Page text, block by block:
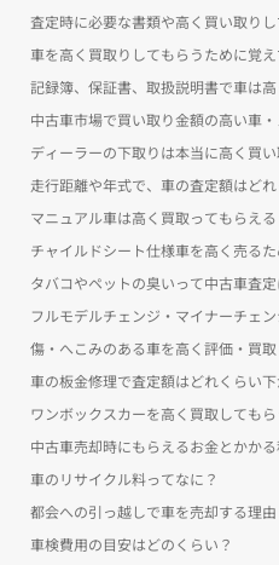
査定時に必要な書類や高く買い取り
車を高く買取りしてもらうために覚
記録簿、保証書、取扱説明書で車は
中古車市場で買い取り金額の高い車
ディーラーの下取りは本当に高く買
走行距離や年式で、車の査定額はど
マニュアル車は高く買取ってもらえる
チャイルドシート仕様車を高く売る
タバコやペットの臭いって中古車査
フルモデルチェンジ・マイナーチェ
傷・へこみのある車を高く評価・買
車の板金修理で査定額はどれくらい下
ワンボックスカーを高く買取しても
中古車売却時にもらえるお金とかか
車のリサイクル料ってなに？
都会への引っ越しで車を売却する理由
車検費用の目安はどのくらい？